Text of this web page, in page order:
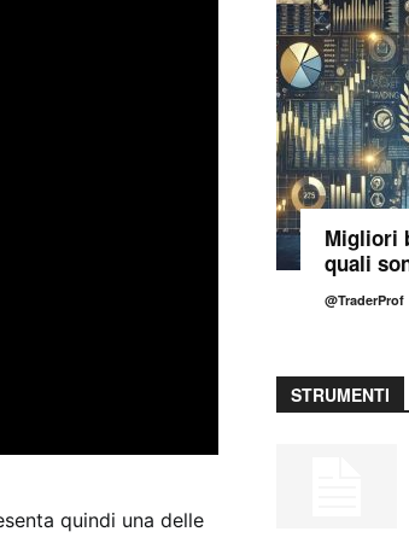
quindi una delle
Migliori
quali
@TraderProf
STRUMENTI